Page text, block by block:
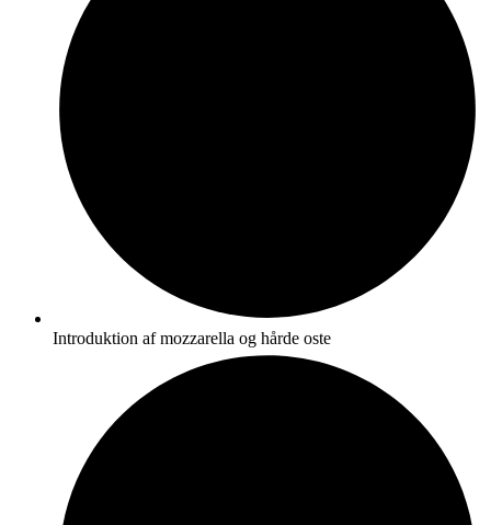
Introduktion af mozzarella og hårde oste